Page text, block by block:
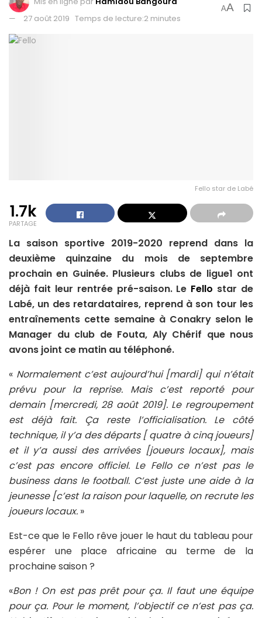
27 août 2019 Temps de lecture:2 minutes
AA
Fello star de Labé
1.7k
PARTAGE
La saison sportive 2019-2020 reprend dans la
deuxième quinzaine du mois de septembre
prochain en Guinée. Plusieurs clubs de ligue1 ont
déjà fait leur rentrée pré-saison. Le Fello star de
Labé, un des retardataires, reprend à son tour les
entraînements cette semaine à Conakry selon le
Manager du club de Fouta, Aly Chérif que nous
avons joint ce matin au téléphoné.
« Normalement c’est aujourd’hui [mardi] qui n’était
prévu pour la reprise. Mais c’est reporté pour
demain [mercredi, 28 août 2019]. Le regroupement
est déjà fait. Ça reste l’officialisation. Le côté
technique, il y’a des départs [ quatre à cinq joueurs]
et il y’a aussi des arrivées [joueurs locaux], mais
c’est pas encore officiel. Le Fello ce n’est pas le
business dans le football. C’est juste une aide à la
jeunesse [c’est la raison pour laquelle, on recrute les
joueurs locaux. »
Est-ce que le Fello rêve jouer le haut du tableau pour
espérer une place africaine au terme de la
prochaine saison ?
«Bon ! On est pas prêt pour ça. Il faut une équipe
pour ça. Pour le moment, l’objectif ce n’est pas ça.